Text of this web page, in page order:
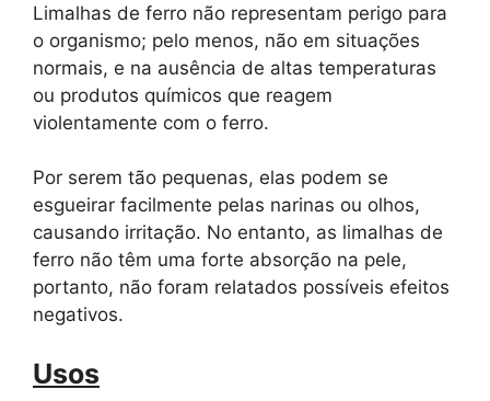
Limalhas de ferro não representam perigo para
o organismo; pelo menos, não em situações
normais, e na ausência de altas temperaturas
ou produtos químicos que reagem
violentamente com o ferro.
Por serem tão pequenas, elas podem se
esgueirar facilmente pelas narinas ou olhos,
causando irritação. No entanto, as limalhas de
ferro não têm uma forte absorção na pele,
portanto, não foram relatados possíveis efeitos
negativos.
Usos